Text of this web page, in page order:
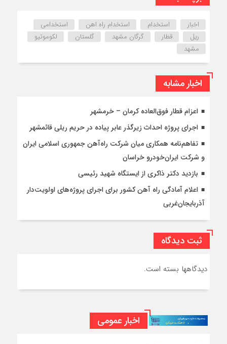
اخبار استخدام استخدام راه اهن
استخدامی
ریل
قطار گرگان مشهد گلستان
لکوموتیو
مشهد
اخبار مشابه
اعزام قطار فوق‌العاده کرمان – خرمشهر
اجرای پروژه احداث زیرگذر عابر پیاده در حریم ریلی قائمشهر
تفاهم‌نامه همکاری میان شرکت راه‌آهن جمهوری اسلامی ایران
و شرکت ایران‌خودرو خراسان
بازدید دکتر ذاکری از ایستگاه شهید رئیسی
اعلام آمادگی راه آهن کشور برای اجرای پروژه‌های اولویت‌دار
آذربایجان‌غربی
ثبت دیدگاه
دیدگاهها بسته است.
اخبار عمومی